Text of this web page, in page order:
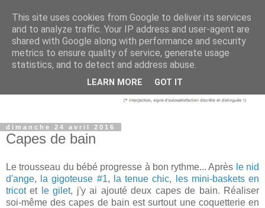
dimanche 24 avril 2016
Capes de bain
Le trousseau du bébé progresse à bon rythme... Après le nid
d'ange, la gigoteuse #1, la tenue chic,
les mini-baskets en
tricotet le gilet, j'y ai ajouté deux capes de bain. Réaliser
soi-même des capes de bain est surtout une coquetterie en
This site uses cookies from Google to deliver its services
and to analyze traffic. Your IP address and user-agent are
shared with Google along with performance and security
metrics to ensure quality of service, generate usage
statistics, and to detect and address abuse.
LEARN MORE GOT IT